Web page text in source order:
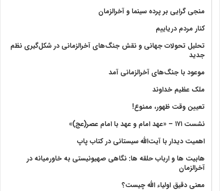
منجی گرایی بر پرده سینما و آخرالزمان
کنار مردم دریاییم
تحلیل تحولات جهانی و نقش جنگ‌های آخرالزمانی در شکل‌گیری نظم
جدید
موعود با جنگ‌های آخرالزمانی آمد
ملک عظیم خداوند
تعیین وقت ظهور، ممنوع!
نشست ۱۷۱ – «عهد امام و عهد با امام عصر(عج)»
اهمیت دیدار با آیت‌الله سیستانی در کتاب پاپ
هابیت ها و ارباب حلقه ها: نگاهی صهیونیستی به خاورمیانه در
آخرالزمان
معنی دقیق اولیاء الله چیست؟